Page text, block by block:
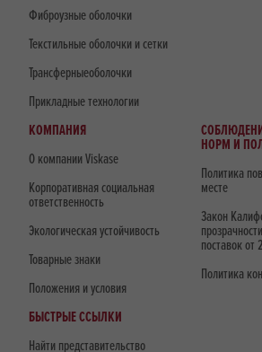
Фиброузные оболочки
Текстильные оболочки и сетки
Трансферныеоболочки
Прикладные технологии
КОМПАНИЯ
О компании Viskase
Корпоративная социальная
ответственность
Экологическая устойчивость
Товарные знаки
Положения и условия
НОРМ И
Политика
месте
Закон
поставок от
Политика
БЫСТРЫЕ ССЫЛКИ
Найти представительство